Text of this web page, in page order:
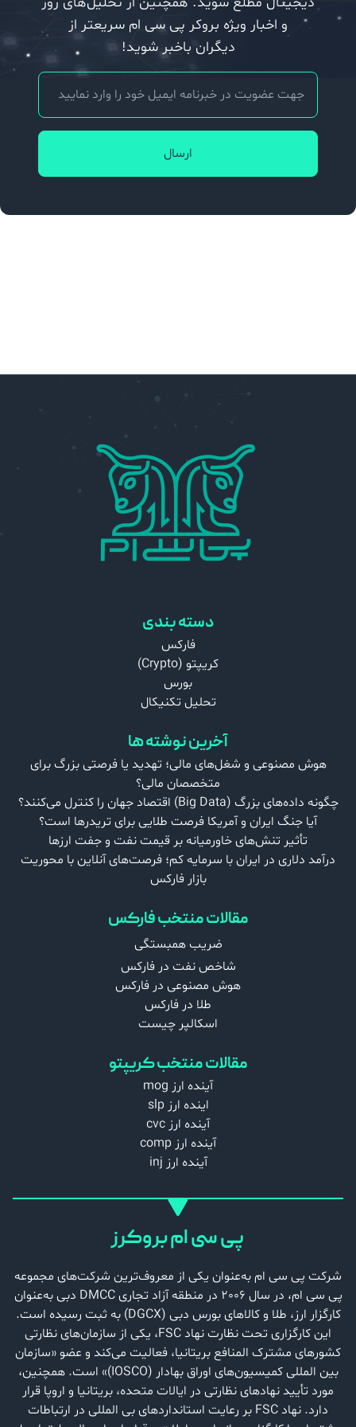
و اخبار ویژه بروکر پی سی ام سریعتر از
دیگران باخبر شوید!
دسته بندی
فارکس
کریپتو (Crypto)
بورس
تحلیل تکنیکال
آخرین نوشته ها
هوش مصنوعی و شغل‌های مالی؛ تهدید یا فرصتی بزرگ برای
متخصصان مالی؟
چگونه داده‌های بزرگ (Big Data) اقتصاد جهان را کنترل می‌کنند؟
آیا جنگ ایران و آمریکا فرصت طلایی برای تریدرها است؟
تأثیر تنش‌های خاورمیانه بر قیمت نفت و جفت‌ ارزها
درآمد دلاری در ایران با سرمایه کم؛ فرصت‌های آنلاین با محوریت
بازار فارکس
مقالات منتخب فارکس
ضریب همبستگی
شاخص نفت در فارکس
هوش مصنوعی در فارکس
طلا در فارکس
اسکالپر چیست
مقالات منتخب کریپتو
آینده ارز mog
اینده ارز slp
آینده ارز cvc
آینده ارز comp
آینده ارز inj
پی سی ام بروکرز
شرکت پی سی ام به‌عنوان یکی از معروف‌ترین شرکت‌های مجموعه
پی سی ام، در سال 2006 در منطقه آزاد تجاری DMCC دبی به‌عنوان
کارگزار ارز، طلا و کالاهای بورس دبی (DGCX) به ثبت رسیده است.
این کارگزاری تحت نظارت نهاد FSC، یکی از سازمان‌های نظارتی
کشورهای مشترک المنافع بریتانیا، فعالیت می‌کند و عضو «سازمان
بین المللی کمیسیون‌های اوراق بهادار (IOSCO)» است. همچنین،
مورد تأیید نهادهای نظارتی در ایالات متحده، بریتانیا و اروپا قرار
دارد. نهاد FSC بر رعایت استانداردهای بی ‌المللی در ارتباطات